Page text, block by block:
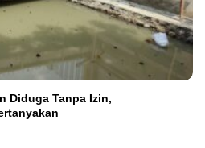
Diduga Tanpa Izin,